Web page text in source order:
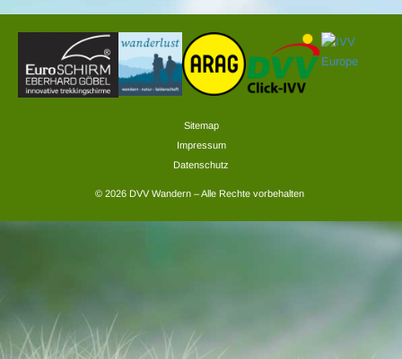
Sitemap
Impressum
Datenschutz
© 2026 DVV Wandern – Alle Rechte vorbehalten